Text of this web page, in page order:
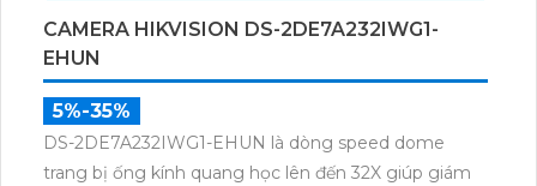
CAMERA HIKVISION DS-2DE7A232IWG1-
EHUN
5%-35%
DS-2DE7A232IWG1-EHUN là dòng speed dome
trang bị ống kính quang học lên đến 32X giúp giám